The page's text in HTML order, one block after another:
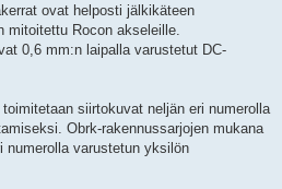
ovat helposti jälkikäteen
mitoitettu Rocon akseleille.
0,6 mm:n laipalla varustetut DC-
siirtokuvat neljän eri numerolla
Obrk-rakennussarjojen mukana
numerolla varustetun yksilön